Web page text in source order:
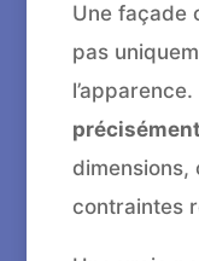
Une façade
pas
dimensions,
contraintes